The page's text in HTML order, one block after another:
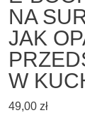
NA
JAK
W
49,00 zł